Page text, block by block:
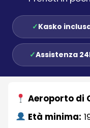
✓Kasko
✓Assistenza
Aeroporto di
Età minima: